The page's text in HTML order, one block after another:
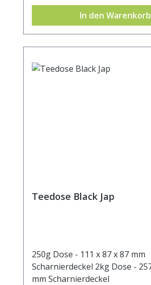
In den Warenkorb
Teedose Black Jap
250g Dose - 111 x 87 x 87 mm
Scharnierdeckel 2kg Dose - 257 x 166 x 166
mm Scharnierdeckel